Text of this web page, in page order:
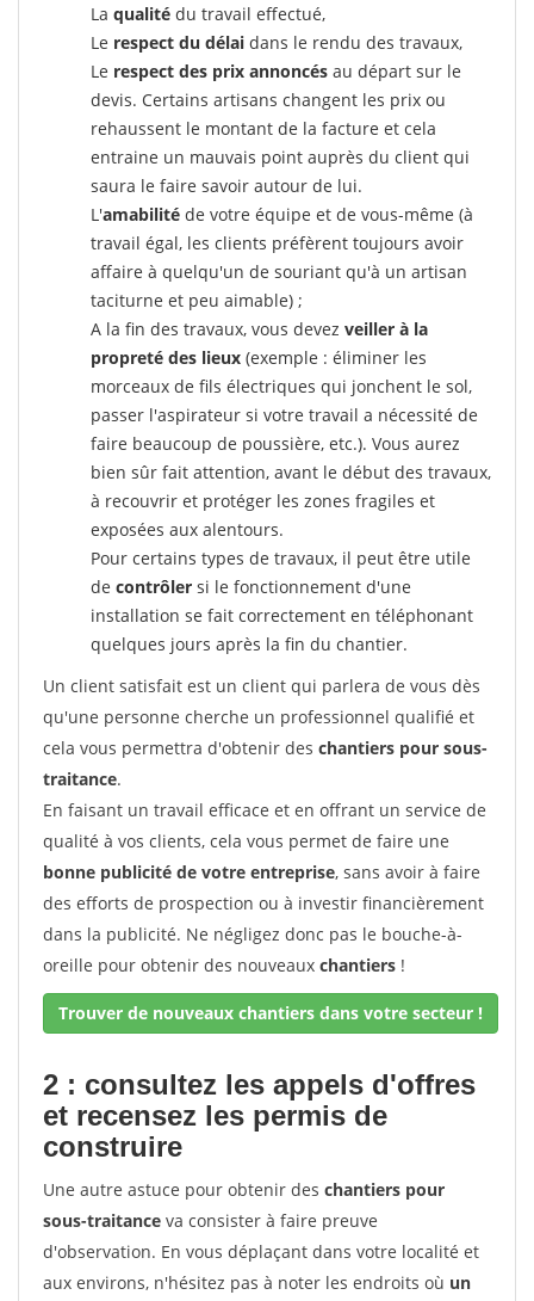
La qualité du travail effectué,
Le respect du délai dans le rendu des travaux,
Le respect des prix annoncés au départ sur le
devis. Certains artisans changent les prix ou
rehaussent le montant de la facture et cela
entraine un mauvais point auprès du client qui
saura le faire savoir autour de lui.
L'amabilité de votre équipe et de vous-même (à
travail égal, les clients préfèrent toujours avoir
affaire à quelqu'un de souriant qu'à un artisan
taciturne et peu aimable) ;
A la fin des travaux, vous devez veiller à la
propreté des lieux (exemple : éliminer les
morceaux de fils électriques qui jonchent le sol,
passer l'aspirateur si votre travail a nécessité de
faire beaucoup de poussière, etc.). Vous aurez
bien sûr fait attention, avant le début des travaux,
à recouvrir et protéger les zones fragiles et
exposées aux alentours.
Pour certains types de travaux, il peut être utile
de contrôler si le fonctionnement d'une
installation se fait correctement en téléphonant
quelques jours après la fin du chantier.
Un client satisfait est un client qui parlera de vous dès
qu'une personne cherche un professionnel qualifié et
cela vous permettra d'obtenir des chantiers pour sous-
traitance.
En faisant un travail efficace et en offrant un service de
qualité à vos clients, cela vous permet de faire une
bonne publicité de votre entreprise, sans avoir à faire
des efforts de prospection ou à investir financièrement
dans la publicité. Ne négligez donc pas le bouche-à-
oreille pour obtenir des nouveaux chantiers !
Trouver de nouveaux chantiers dans votre secteur !
2 : consultez les appels d'offres
et recensez les permis de
construire
Une autre astuce pour obtenir des chantiers pour
sous-traitance va consister à faire preuve
d'observation. En vous déplaçant dans votre localité et
aux environs, n'hésitez pas à noter les endroits où un